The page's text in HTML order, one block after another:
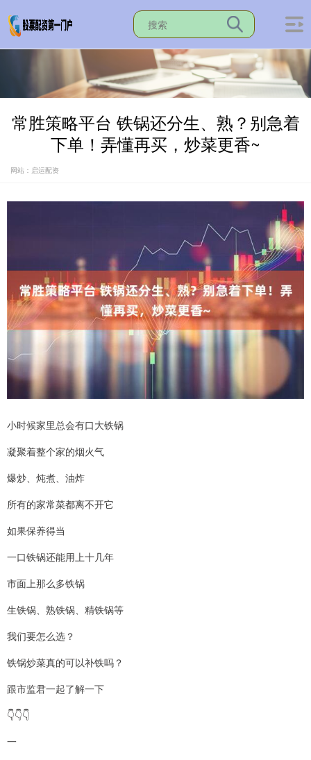
常胜策略平台 铁锅还分生、熟？别急着
下单！弄懂再买，炒菜更香~
网站：启运配资
小时候家里总会有口大铁锅
凝聚着整个家的烟火气
爆炒、炖煮、油炸
所有的家常菜都离不开它
如果保养得当
一口铁锅还能用上十几年
市面上那么多铁锅
生铁锅、熟铁锅、精铁锅等
我们要怎么选？
铁锅炒菜真的可以补铁吗？
跟市监君一起了解一下
👇👇👇
一